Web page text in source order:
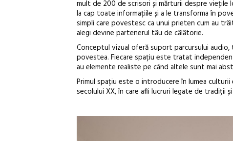
mult de 200 de scrisori și mărturii despre
la cap toate informațiile și a le transforma în
simpli care povestesc ca unui prieten cum au
alegi devine partenerul tău de călătorie.
Conceptul vizual oferă suport parcursului
povestea. Fiecare spațiu este tratat
au elemente realiste pe când altele sunt mai
Primul spațiu este o introducere în lumea
secolului XX, în care afli lucruri legate de tradiții